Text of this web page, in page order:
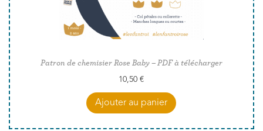
Patron de chemisier Rose Baby – PDF à télécharger
10,50€
Ajouter au panier